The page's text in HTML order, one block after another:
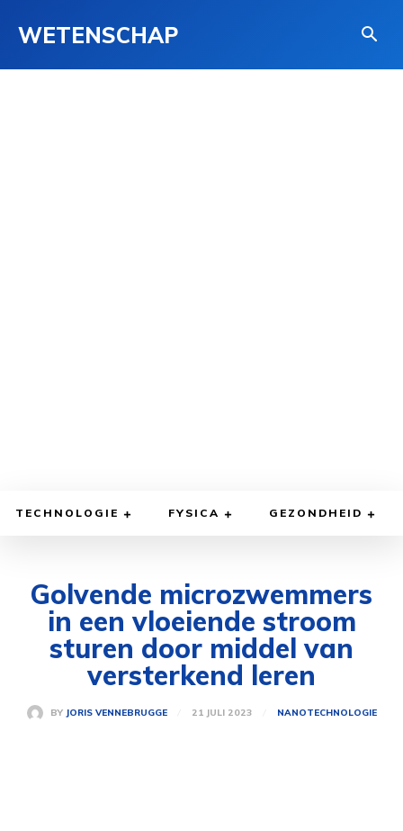
WETENSCHAP
TECHNOLOGIE FYSICA GEZONDHEID
Golvende microzwemmers
in een vloeiende stroom
sturen door middel van
versterkend leren
BY JORIS VENNEBRUGGE 21 JULI 2023 NANOTECHNOLOGIE